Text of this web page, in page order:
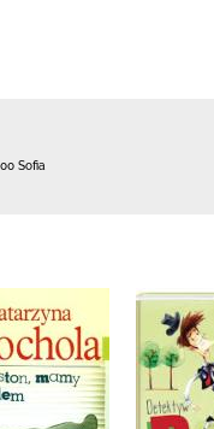
Sofia